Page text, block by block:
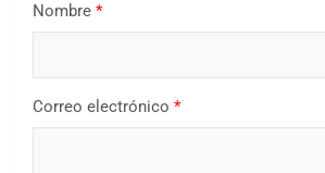
Nombre *
Correo electrónico *